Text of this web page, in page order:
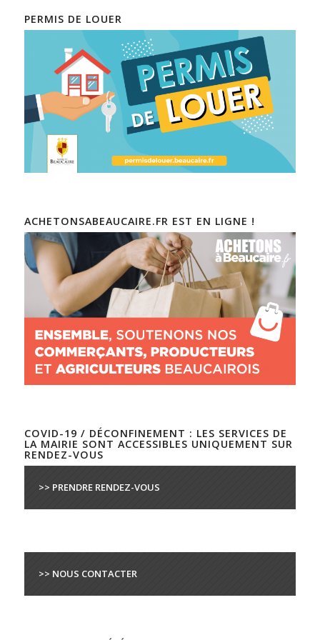
PERMIS DE LOUER
ACHETONSABEAUCAIRE.FR EST EN LIGNE !
COVID-19 / DÉCONFINEMENT : LES SERVICES DE
LA MAIRIE SONT ACCESSIBLES UNIQUEMENT SUR
RENDEZ-VOUS
>> PRENDRE RENDEZ-VOUS
>> NOUS CONTACTER